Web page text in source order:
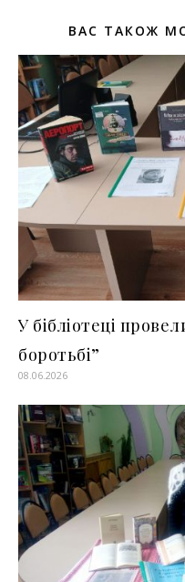
ВАС ТАКОЖ
У бібліотеці
боротьбі”
08.06.2026